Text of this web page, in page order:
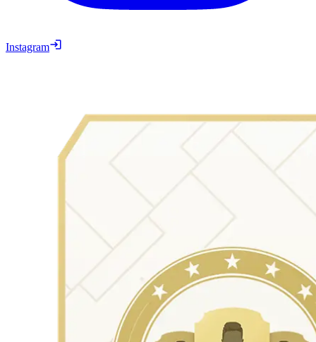
Instagram